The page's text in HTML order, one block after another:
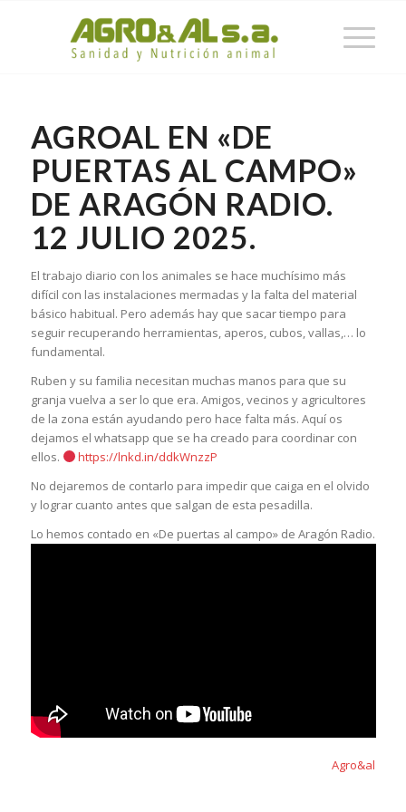
AGROAL EN «DE
PUERTAS AL CAMPO»
DE ARAGÓN RADIO.
12 JULIO 2025.
El trabajo diario con los animales se hace muchísimo más
difícil con las instalaciones mermadas y la falta del material
básico habitual. Pero además hay que sacar tiempo para
seguir recuperando herramientas, aperos, cubos, vallas,… lo
fundamental.
Ruben y su familia necesitan muchas manos para que su
granja vuelva a ser lo que era. Amigos, vecinos y agricultores
de la zona están ayudando pero hace falta más. Aquí os
dejamos el whatsapp que se ha creado para coordinar con
ellos.
https://lnkd.in/ddkWnzzP
No dejaremos de contarlo para impedir que caiga en el olvido
y lograr cuanto antes que salgan de esta pesadilla.
Lo hemos contado en «De puertas al campo» de Aragón Radio.
Agro&al